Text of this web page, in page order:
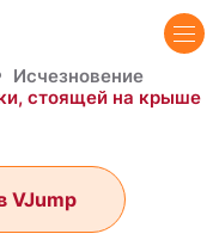
Исчезновение
стоящей на крыше
VJump